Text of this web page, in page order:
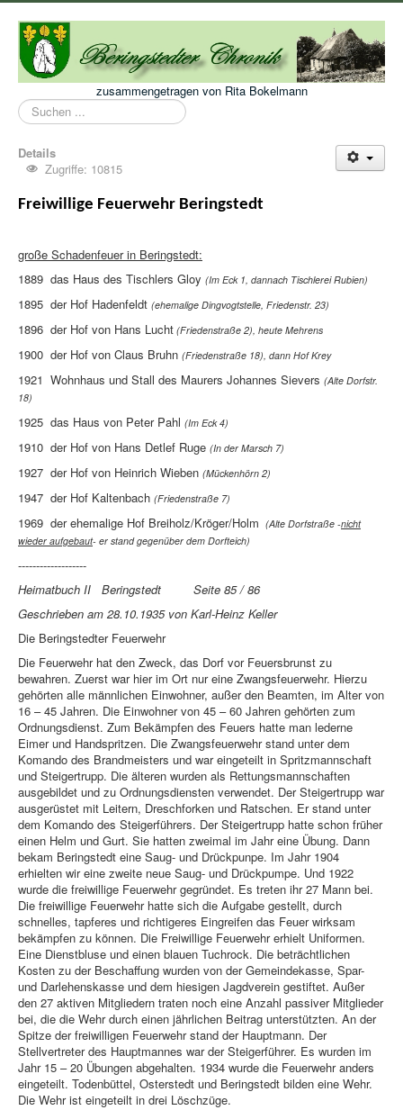
zusammengetragen von Rita Bokelmann
Suchen
...
Details
Zugriffe: 10815
Freiwillige Feuerwehr Beringstedt
große Schadenfeuer in Beringstedt:
1889 das Haus des Tischlers Gloy (Im Eck 1, dannach Tischlerei Rubien)
1895 der Hof Hadenfeldt (ehemalige Dingvogtstelle, Friedenstr. 23)
1896 der Hof von Hans Lucht (Friedenstraße 2), heute Mehrens
1900 der Hof von Claus Bruhn (Friedenstraße 18), dann Hof Krey
1921 Wohnhaus und Stall des Maurers Johannes Sievers (Alte Dorfstr.
18)
1925 das Haus von Peter Pahl (Im Eck 4)
1910 der Hof von Hans Detlef Ruge (In der Marsch 7)
1927 der Hof von Heinrich Wieben (Mückenhörn 2)
1947 der Hof Kaltenbach (Friedenstraße 7)
1969 der ehemalige Hof Breiholz/Kröger/Holm (Alte Dorfstraße -nicht
wieder aufgebaut- er stand gegenüber dem Dorfteich)
-------------------
Heimatbuch II Beringstedt Seite 85 / 86
Geschrieben am 28.10.1935 von Karl-Heinz Keller
Die Beringstedter Feuerwehr
Die Feuerwehr hat den Zweck, das Dorf vor Feuersbrunst zu
bewahren. Zuerst war hier im Ort nur eine Zwangsfeuerwehr. Hierzu
gehörten alle männlichen Einwohner, außer den Beamten, im Alter von
16 – 45 Jahren. Die Einwohner von 45 – 60 Jahren gehörten zum
Ordnungsdienst. Zum Bekämpfen des Feuers hatte man lederne
Eimer und Handspritzen. Die Zwangsfeuerwehr stand unter dem
Komando des Brandmeisters und war eingeteilt in Spritzmannschaft
und Steigertrupp. Die älteren wurden als Rettungsmannschaften
ausgebildet und zu Ordnungsdiensten verwendet. Der Steigertrupp war
ausgerüstet mit Leitern, Dreschforken und Ratschen. Er stand unter
dem Komando des Steigerführers. Der Steigertrupp hatte schon früher
einen Helm und Gurt. Sie hatten zweimal im Jahr eine Übung. Dann
bekam Beringstedt eine Saug- und Drückpunpe. Im Jahr 1904
erhielten wir eine zweite neue Saug- und Drückpumpe. Und 1922
wurde die freiwillige Feuerwehr gegründet. Es treten ihr 27 Mann bei.
Die freiwillige Feuerwehr hatte sich die Aufgabe gestellt, durch
schnelles, tapferes und richtigeres Eingreifen das Feuer wirksam
bekämpfen zu können. Die Freiwillige Feuerwehr erhielt Uniformen.
Eine Dienstbluse und einen blauen Tuchrock. Die beträchtlichen
Kosten zu der Beschaffung wurden von der Gemeindekasse, Spar-
und Darlehenskasse und dem hiesigen Jagdverein gestiftet. Außer
den 27 aktiven Mitgliedern traten noch eine Anzahl passiver Mitglieder
bei, die die Wehr durch einen jährlichen Beitrag unterstützten. An der
Spitze der freiwilligen Feuerwehr stand der Hauptmann. Der
Stellvertreter des Hauptmannes war der Steigerführer. Es wurden im
Jahr 15 – 20 Übungen abgehalten. 1934 wurde die Feuerwehr anders
eingeteilt. Todenbüttel, Osterstedt und Beringstedt bilden eine Wehr.
Die Wehr ist eingeteilt in drei Löschzüge.